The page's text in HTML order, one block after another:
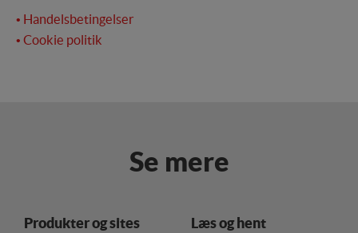
• Handelsbetingelser
• Cookie politik
Se mere
Produkter og sites Læs og hent